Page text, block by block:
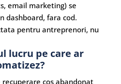
email marketing) se
dashboard, fara cod.
pentru antreprenori, nu
lucru pe care ar
recuperare cos abandonat